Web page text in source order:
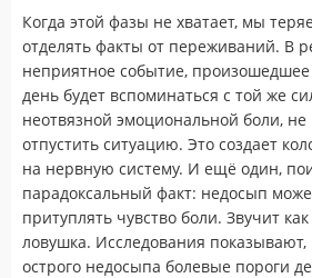
Когда этой фазы не хватает, мы
отделять факты от переживаний. В
неприятное событие,
день будет вспоминаться с той же
неотвязной эмоциональной боли, не
отпустить ситуацию. Это создает
на нервную систему. И ещё один,
парадоксальный факт: недосып
притуплять чувство боли. Звучит
ловушка. Исследования показывают,
острого недосыпа болевые пороги